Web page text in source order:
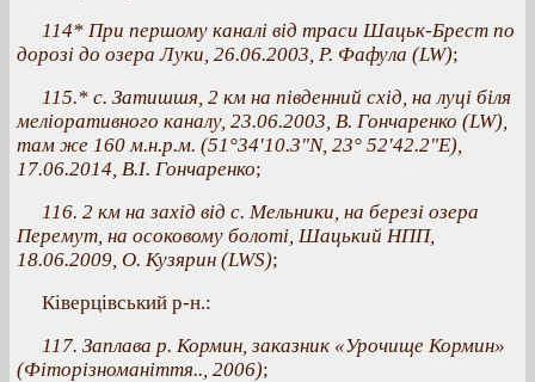
114* При першому каналі від траси Шацьк-Брест по
дорозі до озера Луки, 26.06.2003, Р. Фафула (LW);
115.* с. Затишшя, 2 км на південний схід, на луці біля
меліоративного каналу, 23.06.2003, В. Гончаренко (LW),
там же 160 м.н.р.м. (51°34'10.3"N, 23° 52'42.2"E),
17.06.2014, В.І. Гончаренко;
116. 2 км на захід від с. Мельники, на березі озера
Перемут, на осоковому болоті, Шацький НПП,
18.06.2009, О. Кузярин (LWS);
Ківерцівський р-н.:
117. Заплава р. Кормин, заказник «Урочище Кормин»
(Фіторізноманіття.., 2006);